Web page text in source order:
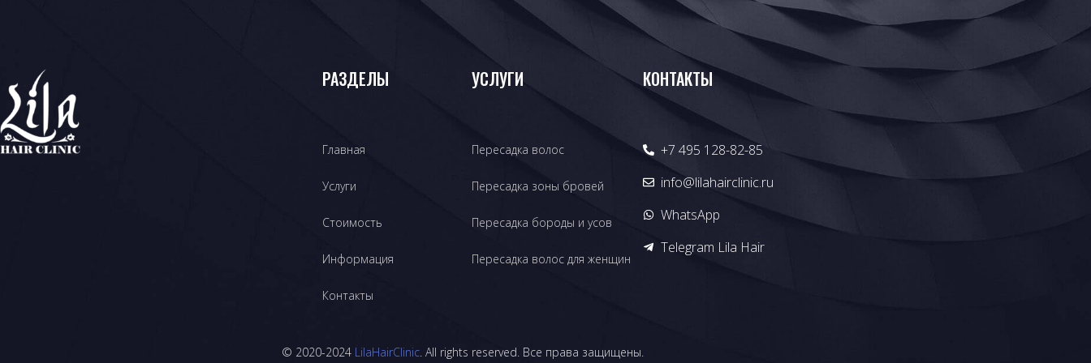
РАЗДЕЛЫ
Главная
Услуги
Стоимость
Информация
Контакты
УСЛУГИ
Пересадка волос
Пересадка зоны бровей
Пересадка бороды и усов
Пересадка волос для женщин
КОНТАКТЫ
+7 495 128-82-85
info@lilahairclinic.ru
WhatsApp
Telegram Lila Hair
© 2020-2024 LilaHairClinic. All rights reserved. Все права защищены.